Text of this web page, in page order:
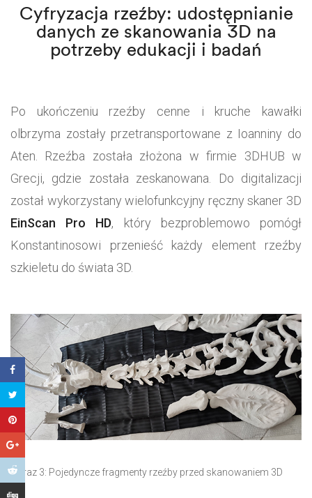
Cyfryzacja rzeźby: udostępnianie
danych ze skanowania 3D na
potrzeby edukacji i badań
Po ukończeniu rzeźby cenne i kruche kawałki
olbrzyma zostały przetransportowane z Ioanniny do
Aten. Rzeźba została złożona w firmie 3DHUB w
Grecji, gdzie została zeskanowana. Do digitalizacji
został wykorzystany wielofunkcyjny ręczny skaner 3D
EinScan Pro HD, który bezproblemowo pomógł
Konstantinosowi przenieść każdy element rzeźby
szkieletu do świata 3D.
Obraz 3: Pojedyncze fragmenty rzeźby przed skanowaniem 3D